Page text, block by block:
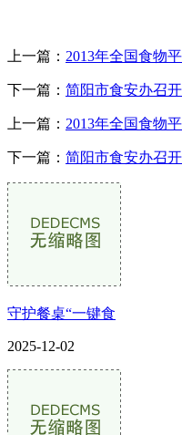
上一篇： 2013年全国食物
下一篇： 简阳市食安办召
上一篇： 2013年全国食物
下一篇： 简阳市食安办召
守护餐桌“一键食
2025-12-02